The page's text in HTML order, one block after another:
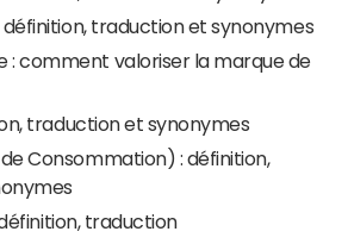
définition, traduction et synonymes
: comment valoriser la marque de
traduction et synonymes
Consommation) : définition,
traduction